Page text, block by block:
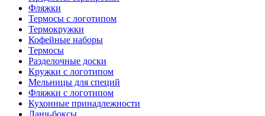
Фляжки
Термосы с логотипом
Термокружки
Кофейные наборы
Термосы
Разделочные доски
Кружки с логотипом
Мельницы для специй
Фляжки с логотипом
Кухонные принадлежности
Ланч-боксы